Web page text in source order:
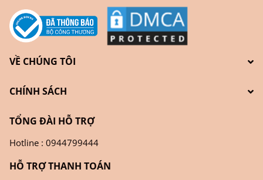
VỀ CHÚNG TÔI
CHÍNH SÁCH
TỔNG ĐÀI HỖ TRỢ
Hotline : 0944799444
HỖ TRỢ THANH TOÁN